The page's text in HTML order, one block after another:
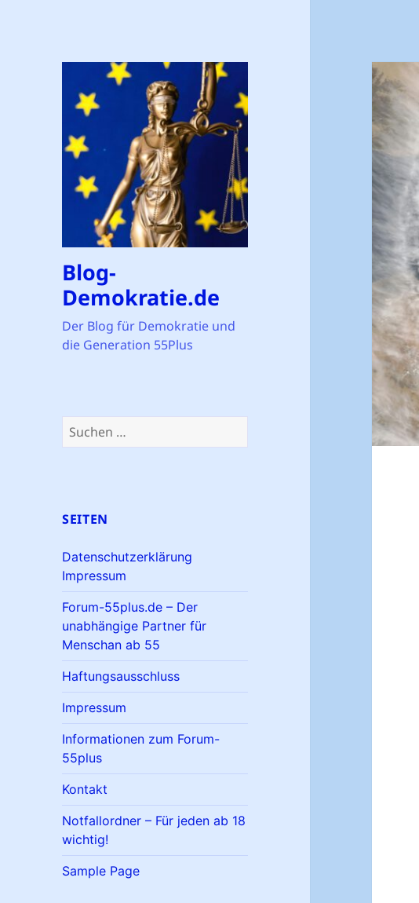
Blog-
Demokratie.de
Der Blog für Demokratie und
die Generation 55Plus
Suchen
nach:
SEITEN
Datenschutzerklärung
Impressum
Forum-55plus.de – Der
unabhängige Partner für
Menschan ab 55
Haftungsausschluss
Impressum
Informationen zum Forum-
55plus
Kontakt
Notfallordner – Für jeden ab 18
wichtig!
Sample Page